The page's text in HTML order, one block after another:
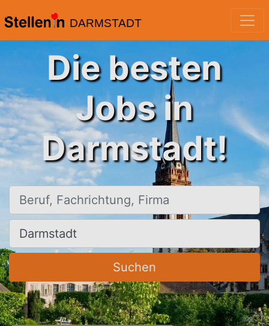
DARMSTADT
Die besten
Jobs in
Darmstadt!
Beruf, Fachrichtung, Firma
Ort, Stadt
Suchen